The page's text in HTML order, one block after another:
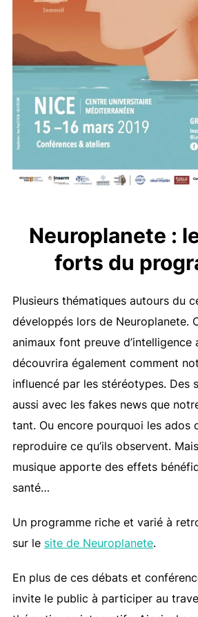
Neuroplanete :
forts du
Plusieurs thématiques autours du
développés lors de Neuroplanete.
animaux font preuve d’intelligence
découvrira également comment
influencé par les stéréotypes. Des
aussi avec les fakes news que
tant. Ou encore pourquoi les ados
reproduire ce qu’ils observent.
musique apporte des effets
santé…
Un programme riche et varié à
sur le site de Neuroplanete.
En plus de ces débats et
invite le public à participer au